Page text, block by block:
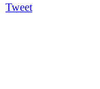
Tweet